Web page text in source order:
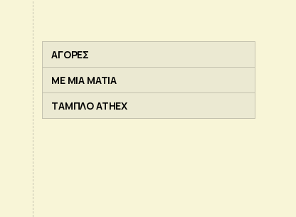
ΑΓΟΡΕΣ
ΜΕ ΜΙΑ ΜΑΤΙΑ
ΤΑΜΠΛΟ ATHEX